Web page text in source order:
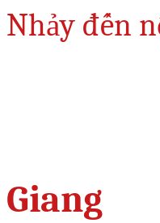
Nhảy đến
Giang